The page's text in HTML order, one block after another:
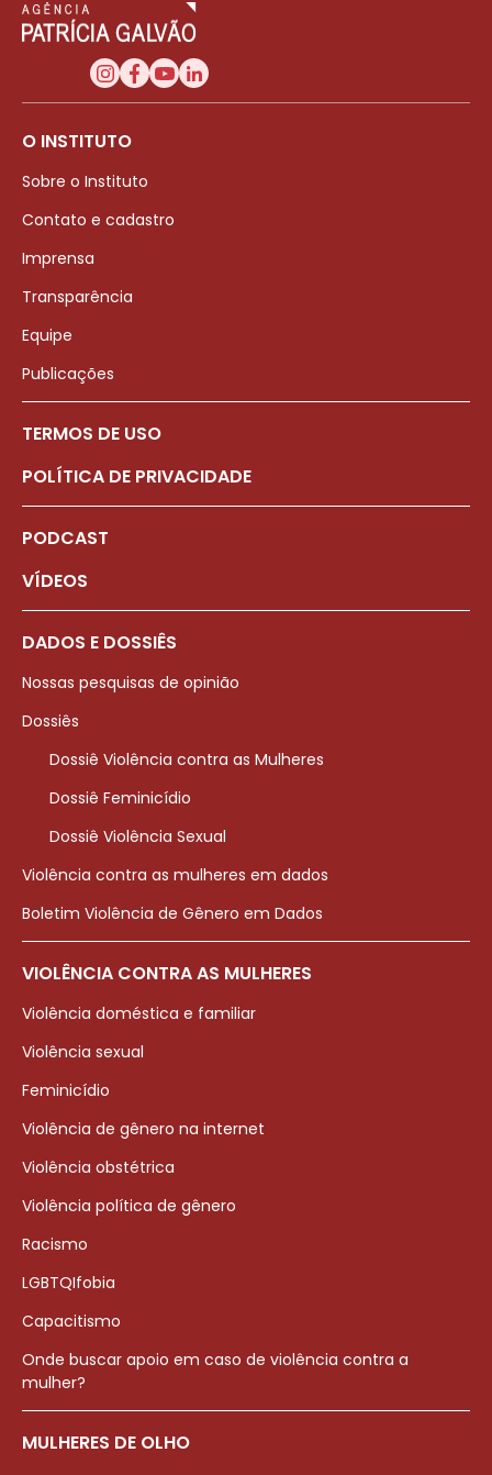
O INSTITUTO
Sobre o Instituto
Contato e cadastro
Imprensa
Transparência
Equipe
Publicações
TERMOS DE USO
POLÍTICA DE PRIVACIDADE
PODCAST
VÍDEOS
DADOS E DOSSIÊS
Nossas pesquisas de opinião
Dossiês
Dossiê Violência contra as Mulheres
Dossiê Feminicídio
Dossiê Violência Sexual
Violência contra as mulheres em dados
Boletim Violência de Gênero em Dados
VIOLÊNCIA CONTRA AS MULHERES
Violência doméstica e familiar
Violência sexual
Feminicídio
Violência de gênero na internet
Violência obstétrica
Violência política de gênero
Racismo
LGBTQIfobia
Capacitismo
Onde buscar apoio em caso de violência contra a
mulher?
MULHERES DE OLHO